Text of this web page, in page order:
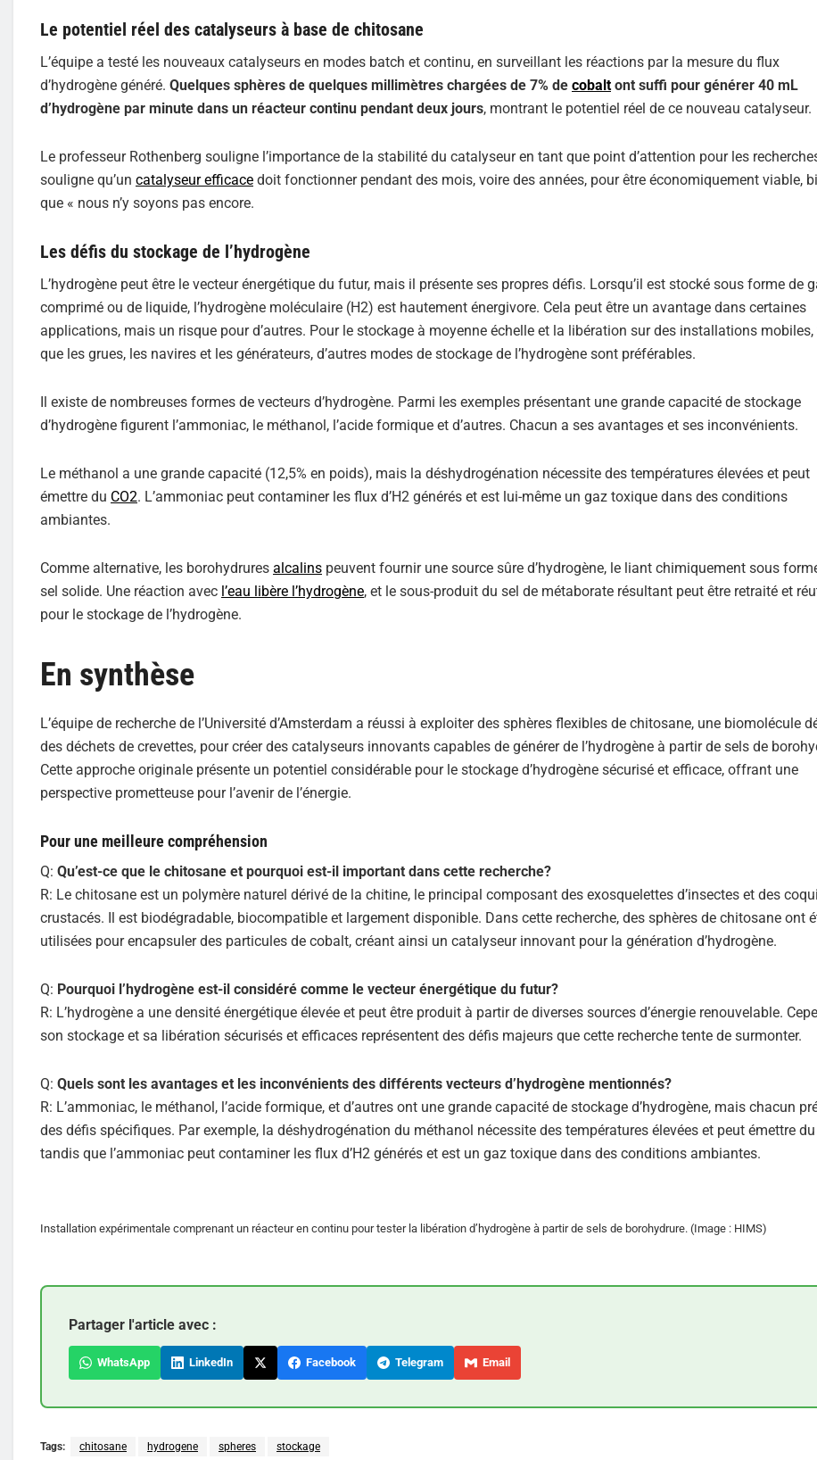
Le potentiel réel des catalyseurs à base de chitosane
L’équipe a testé les nouveaux catalyseurs en modes batch et continu, en surveillant les réactions par la mesure du flux
d’hydrogène généré. Quelques sphères de quelques millimètres chargées de 7% de cobaltont suffi pour générer 40 mL
d’hydrogène par minute dans un réacteur continu pendant deux jours, montrant le potentiel réel de ce nouveau catalyseur.
Le professeur Rothenberg souligne l’importance de la stabilité du catalyseur en tant que point d’attention pour les
souligne qu’un catalyseur efficace doit fonctionner pendant des mois, voire des années, pour être économiquement viable,
que « nous n’y soyons pas encore.
Les défis du stockage de l’hydrogène
L’hydrogène peut être le vecteur énergétique du futur, mais il présente ses propres défis. Lorsqu’il est stocké sous forme de
comprimé ou de liquide, l’hydrogène moléculaire (H2) est hautement énergivore. Cela peut être un avantage dans certaines
applications, mais un risque pour d’autres. Pour le stockage à moyenne échelle et la libération sur des installations mobiles,
que les grues, les navires et les générateurs, d’autres modes de stockage de l’hydrogène sont préférables.
Il existe de nombreuses formes de vecteurs d’hydrogène. Parmi les exemples présentant une grande capacité de stockage
d’hydrogène figurent l’ammoniac, le méthanol, l’acide formique et d’autres. Chacun a ses avantages et ses inconvénients.
Le méthanol a une grande capacité (12,5% en poids), mais la déshydrogénation nécessite des températures élevées et peut
émettre du CO2. L’ammoniac peut contaminer les flux d’H2 générés et est lui-même un gaz toxique dans des conditions
ambiantes.
Comme alternative, les borohydrures alcalins peuvent fournir une source sûre d’hydrogène, le liant chimiquement sous
sel solide. Une réaction avec l’eau libère l’hydrogène, et le sous-produit du sel de métaborate résultant peut être retraité et
pour le stockage de l’hydrogène.
En synthèse
L’équipe de recherche de l’Université d’Amsterdam a réussi à exploiter des sphères flexibles de chitosane, une biomolécule
des déchets de crevettes, pour créer des catalyseurs innovants capables de générer de l’hydrogène à partir de sels de
Cette approche originale présente un potentiel considérable pour le stockage d’hydrogène sécurisé et efficace, offrant une
perspective prometteuse pour l’avenir de l’énergie.
Pour une meilleure compréhension
Q: Qu’est-ce que le chitosane et pourquoi est-il important dans cette recherche?
R: Le chitosane est un polymère naturel dérivé de la chitine, le principal composant des exosquelettes d’insectes et des
crustacés. Il est biodégradable, biocompatible et largement disponible. Dans cette recherche, des sphères de chitosane ont
utilisées pour encapsuler des particules de cobalt, créant ainsi un catalyseur innovant pour la génération d’hydrogène.
Q: Pourquoi l’hydrogène est-il considéré comme le vecteur énergétique du futur?
R: L’hydrogène a une densité énergétique élevée et peut être produit à partir de diverses sources d’énergie renouvelable.
son stockage et sa libération sécurisés et efficaces représentent des défis majeurs que cette recherche tente de surmonter.
Q: Quels sont les avantages et les inconvénients des différents vecteurs d’hydrogène mentionnés?
R: L’ammoniac, le méthanol, l’acide formique, et d’autres ont une grande capacité de stockage d’hydrogène, mais chacun
des défis spécifiques. Par exemple, la déshydrogénation du méthanol nécessite des températures élevées et peut émettre du
tandis que l’ammoniac peut contaminer les flux d’H2 générés et est un gaz toxique dans des conditions ambiantes.
Installation expérimentale comprenant un réacteur en continu pour tester la libération d’hydrogène à partir de sels de borohydrure. (Image : HIMS)
Partager l'article avec :
WhatsApp LinkedIn Facebook Telegram Email
Tags: chitosane hydrogene spheres stockage